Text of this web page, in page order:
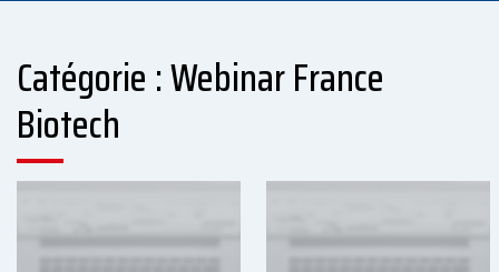
Catégorie : Webinar France
Biotech